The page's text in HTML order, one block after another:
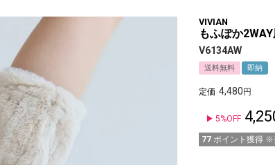
VIVIAN
もふぽか
V6134AW
送料無料 即納
定価 4,480
5%OFF
77 ポイント獲得 ※